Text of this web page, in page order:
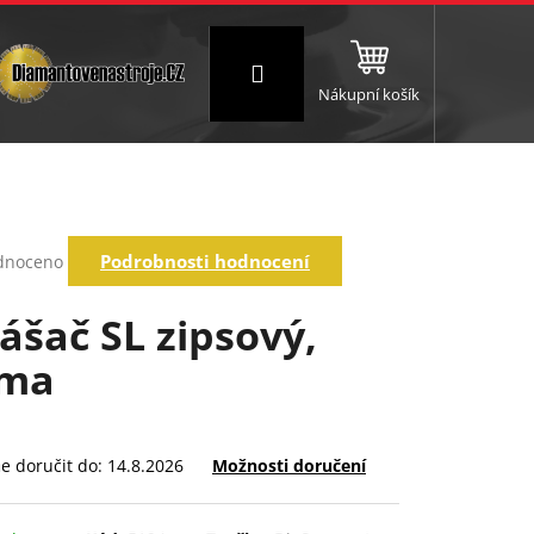
Brusné a leštící válce
Přihlášení
Nákupní košík
Podrobnosti hodnocení
SL zipsový,
doručit do: 14.8.2026 Možnosti doručení